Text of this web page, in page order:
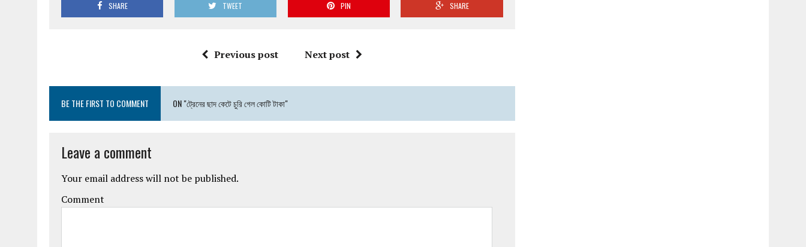
SHARE TWEET PIN SHARE
Previous post Next post
BE THE FIRST TO COMMENT ON "ট্রেনের ছাদ কেটে চুরি গেল কোটি টাকা"
Leave a comment
Your email address will not be published.
Comment